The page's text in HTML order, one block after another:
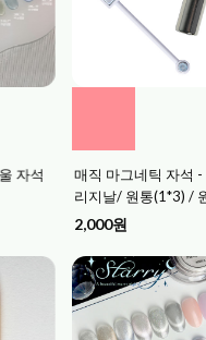
매직 마그네틱 자석 - 오
리지날/ 원통(1*3) / 원형
2,000원